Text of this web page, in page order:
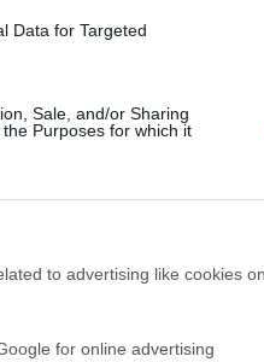
Data for Targeted
Sale, and/or Sharing
Purposes for which it
to advertising like cookies on
for online advertising